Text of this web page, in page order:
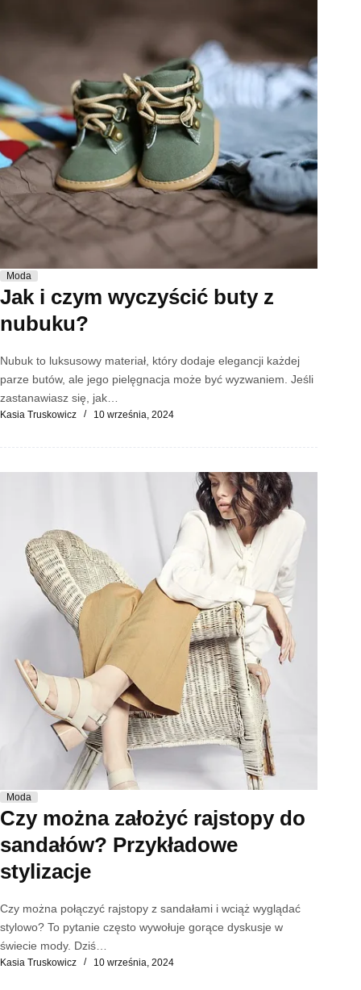
Moda
Jak i czym wyczyścić buty z
nubuku?
Nubuk to luksusowy materiał, który dodaje elegancji każdej
parze butów, ale jego pielęgnacja może być wyzwaniem. Jeśli
zastanawiasz się, jak…
Kasia Truskowicz 10 września, 2024
Moda
Czy można założyć rajstopy do
sandałów? Przykładowe
stylizacje
Czy można połączyć rajstopy z sandałami i wciąż wyglądać
stylowo? To pytanie często wywołuje gorące dyskusje w
świecie mody. Dziś…
Kasia Truskowicz 10 września, 2024